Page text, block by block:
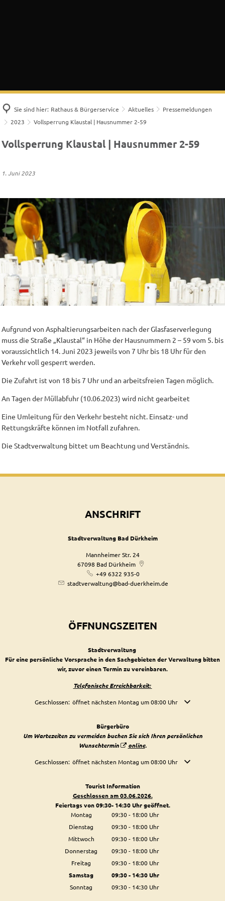
Sie sind hier: Rathaus & Bürgerservice Aktuelles
Pressemeldungen
2023
Vollsperrung Klaustal | Hausnummer 2-59
Vollsperrung Klaustal | Hausnummer 2-59
1. Juni 2023
Aufgrund von Asphaltierungsarbeiten nach der Glasfaserverlegung
muss die Straße „Klaustal“ in Höhe der Hausnummern 2 – 59 vom 5. bis
voraussichtlich 14. Juni 2023 jeweils von 7 Uhr bis 18 Uhr für den
Verkehr voll gesperrt werden.
Die Zufahrt ist von 18 bis 7 Uhr und an arbeitsfreien Tagen möglich.
An Tagen der Müllabfuhr (10.06.2023) wird nicht gearbeitet
Eine Umleitung für den Verkehr besteht nicht. Einsatz- und
Rettungskräfte können im Notfall zufahren.
Die Stadtverwaltung bittet um Beachtung und Verständnis.
ANSCHRIFT
Stadtverwaltung Bad Dürkheim
Mannheimer Str. 24
67098 Bad Dürkheim
+49 6322 935-0
stadtverwaltung@bad-duerkheim.de
ÖFFNUNGSZEITEN
Stadtverwaltung
Für eine persönliche Vorsprache in den Sachgebieten der Verwaltung bitten
wir, zuvor einen Termin zu vereinbaren.
Telefonische Erreichbarkeit:
Klicken, um weitere Öffnungs- oder Schließzeiten auszublenden
Geschlossen: öffnet nächsten Montag um 08:00 Uhr
Bürgerbüro
Um Wartezeiten zu vermeiden buchen Sie sich Ihren persönlichen
Wunschtermin
online.
Klicken, um weitere Öffnungs- oder Schließzeiten auszublenden
Geschlossen: öffnet nächsten Montag um 08:00 Uhr
Tourist Information
Geschlossen am 03.06.2026.
Feiertags von 09:30- 14:30 Uhr geöffnet.
Montag
09:30- 18:00Uhr
Von 09:30 bis 18:00 Uhr
Dienstag 09:30- 18:00Uhr
Von 09:30 bis 18:00 Uhr
Mittwoch 09:30- 18:00Uhr
Von 09:30 bis 18:00 Uhr
Donnerstag 09:30- 18:00Uhr
Von 09:30 bis 18:00 Uhr
Freitag 09:30- 18:00Uhr
Von 09:30 bis 18:00 Uhr
Samstag 09:30- 14:30Uhr
Von 09:30 bis 14:30 Uhr
Sonntag 09:30- 14:30Uhr